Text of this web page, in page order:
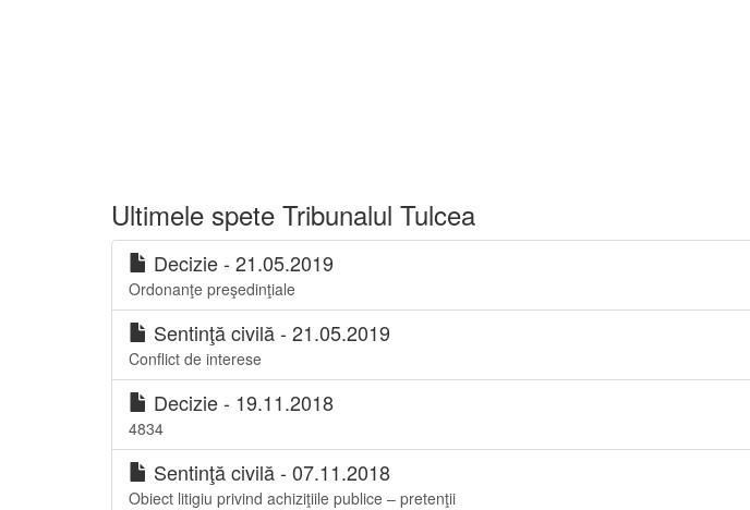
Ultimele spete Tribunalul Tulcea
Decizie - 21.05.2019
Ordonanţe preşedinţiale
Sentinţă civilă - 21.05.2019
Conflict de interese
Decizie - 19.11.2018
4834
Sentinţă civilă - 07.11.2018
Obiect litigiu privind achiziţiile publice – pretenţii